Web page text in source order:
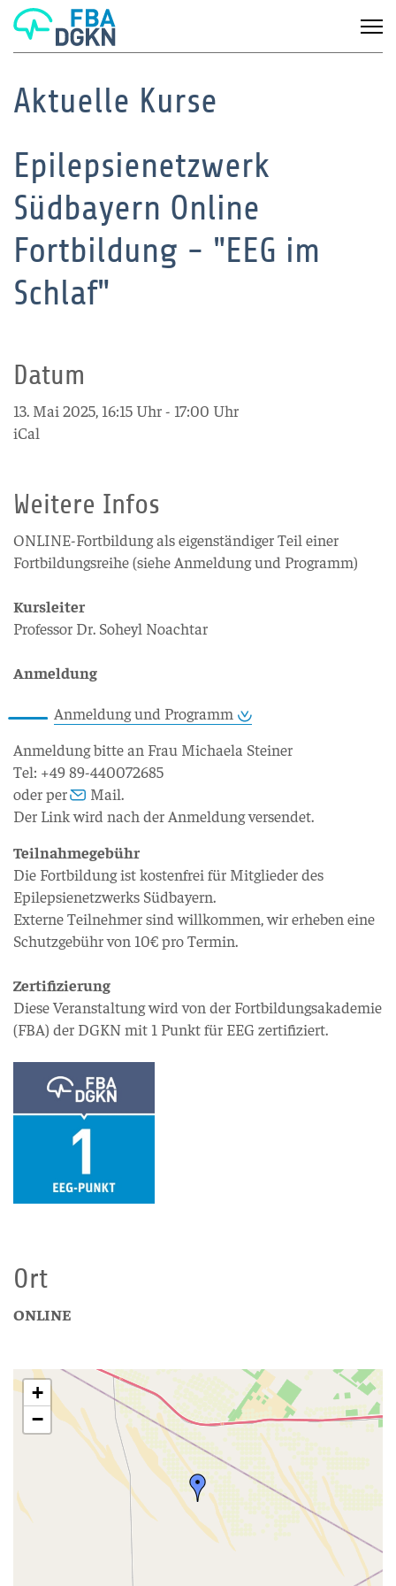
Aktuelle Kurse
Epilepsienetzwerk
Südbayern Online
Fortbildung - "EEG im
Schlaf"
Datum
13. Mai 2025, 16:15 Uhr - 17:00 Uhr
iCal
Weitere Infos
ONLINE-Fortbildung als eigenständiger Teil einer
Fortbildungsreihe (siehe Anmeldung und Programm)
Kursleiter
Professor Dr. Soheyl Noachtar
Anmeldung
Anmeldung und Programm
Anmeldung bitte an Frau Michaela Steiner
Tel: +49 89-440072685
oder per
Mail.
Der Link wird nach der Anmeldung versendet.
Teilnahmegebühr
Die Fortbildung ist kostenfrei für Mitglieder des
Epilepsienetzwerks Südbayern.
Externe Teilnehmer sind willkommen, wir erheben eine
Schutzgebühr von 10€ pro Termin.
Zertifizierung
Diese Veranstaltung wird von der Fortbildungsakademie
(FBA) der DGKN mit 1 Punkt für EEG zertifiziert.
Ort
ONLINE
+
−